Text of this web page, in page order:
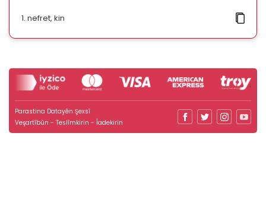
nefret, kin
Parastina Datayên Şexsî
Veşartîbûn - Teslîmkirin - Îadekirin